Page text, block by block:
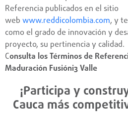
Referencia publicados en el sitio
web www.reddicolombia.com, y
como el grado de innovación y
proyecto, su pertinencia y calidad.
Consulta los Términos de
Maduración Fusióni3 Valle
¡Participa y
Cauca más